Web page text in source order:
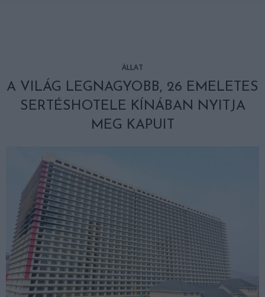
ÁLLAT
A VILÁG LEGNAGYOBB, 26 EMELETES
SERTÉSHOTELE KÍNÁBAN NYITJA
MEG KAPUIT